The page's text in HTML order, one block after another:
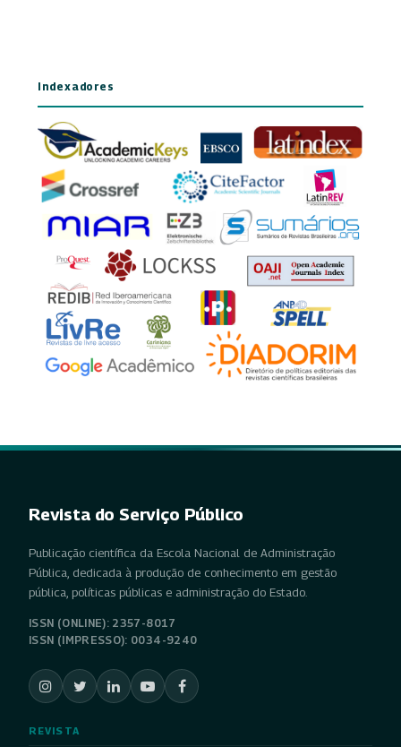
Indexadores
Revista do Serviço Público
Publicação científica da Escola Nacional de Administração
Pública, dedicada à produção de conhecimento em gestão
pública, políticas públicas e administração do Estado.
ISSN (ONLINE): 2357-8017
ISSN (IMPRESSO): 0034-9240
REVISTA